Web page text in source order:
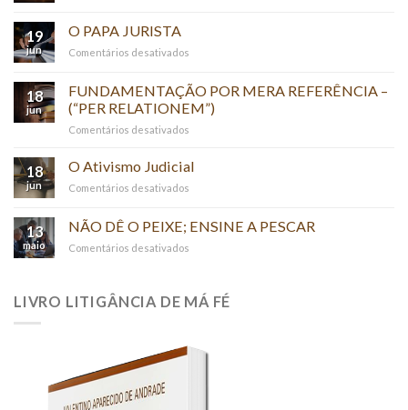
DA
VERDADE
19
jun
O PAPA JURISTA
Comentários desativados
PAPA
JURISTA
18
jun
FUNDAMENTAÇÃO POR MERA REFERÊNCIA –
(“PER RELATIONEM”)
Comentários desativados
POR
(“PER
18
jun
O Ativismo Judicial
Comentários desativados
Ativismo
13
maio
NÃO DÊ O PEIXE; ENSINE A PESCAR
Comentários desativados
O
A
LIVRO LITIGÂNCIA DE MÁ FÉ